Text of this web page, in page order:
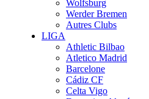
Wolfsburg
Werder Bremen
Autres Clubs
LIGA
Athletic Bilbao
Atletico Madrid
Barcelone
Cádiz CF
Celta Vigo